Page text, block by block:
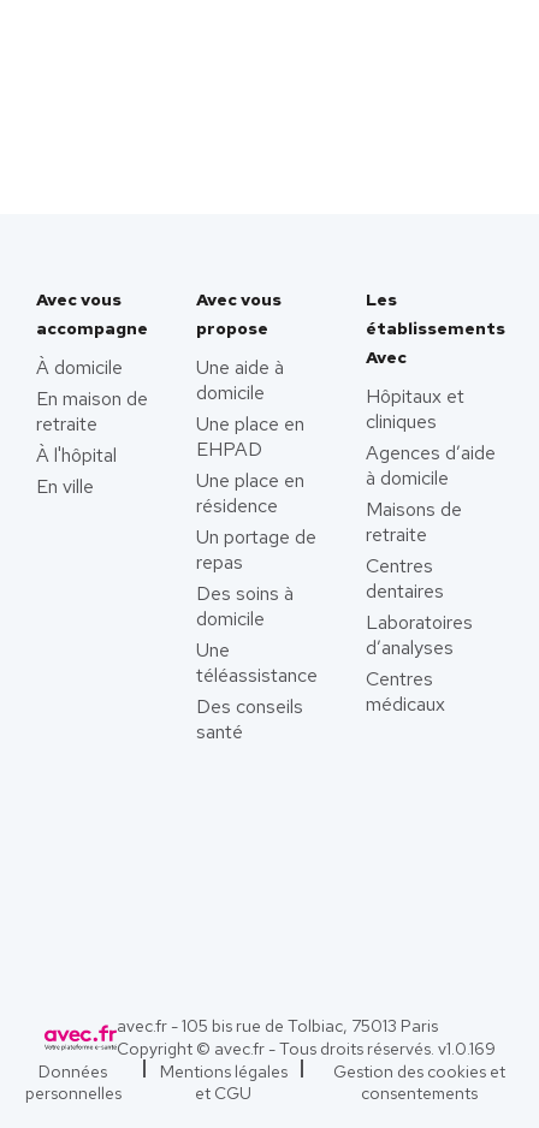
Avec vous
accompagne
À domicile
En maison de
retraite
À l'hôpital
En ville
Avec vous
propose
Une aide à
domicile
Une place en
EHPAD
Une place en
résidence
Un portage de
repas
Des soins à
domicile
Une
téléassistance
Des conseils
santé
Les
établissements
Avec
Hôpitaux et
cliniques
Agences d’aide
à domicile
Maisons de
retraite
Centres
dentaires
Laboratoires
d’analyses
Centres
médicaux
avec.fr - 105 bis rue de Tolbiac, 75013 Paris
Copyright © avec.fr - Tous droits réservés. v1.0.169
Données
personnelles
Mentions légales
et CGU
Gestion des cookies et
consentements